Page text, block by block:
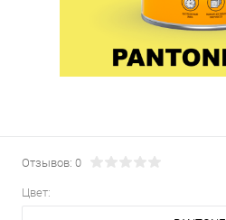
Отзывов: 0
Цвет: